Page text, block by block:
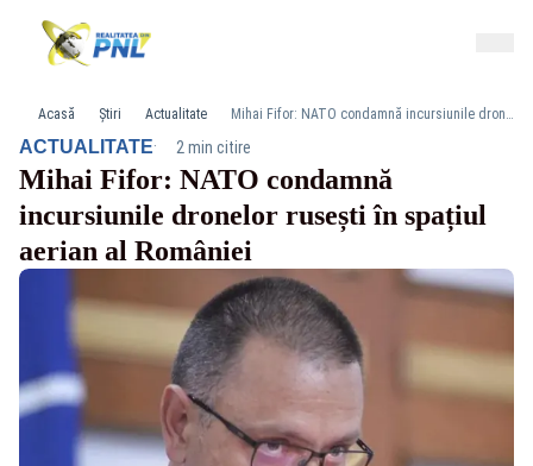
Acasă Știri Actualitate Mihai Fifor: NATO condamnă incursiunile dronelor rusești în spațiul aerian al României
ACTUALITATE· 2 min citire
Mihai Fifor: NATO condamnă
incursiunile dronelor rusești în spațiul
aerian al României